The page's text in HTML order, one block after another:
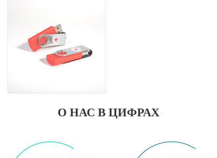
О НАС В ЦИФРАХ